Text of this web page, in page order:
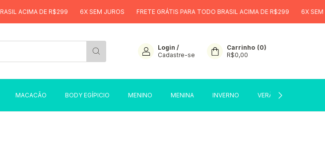
ACIMA DE R$299 6X SEM JUROS FRETE GRÁTIS PARA TODO BRASIL ACIMA DE R$299 6X SEM
Login /
Cadastre-se
Carrinho (0)
R$0,00
MACACÃO BODY EGÍPICIO MENINO MENINA INVERNO VERÃO